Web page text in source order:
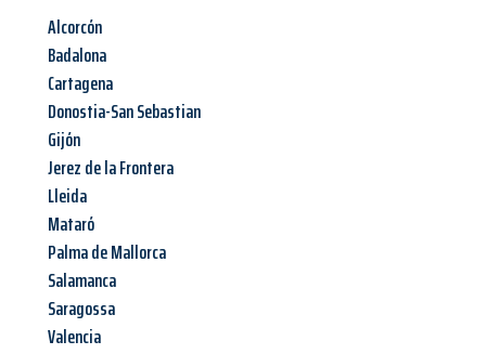
Alcorcón
Badalona
Cartagena
Donostia-San Sebastian
Gijón
Jerez de la Frontera
Lleida
Mataró
Palma de Mallorca
Salamanca
Saragossa
Valencia